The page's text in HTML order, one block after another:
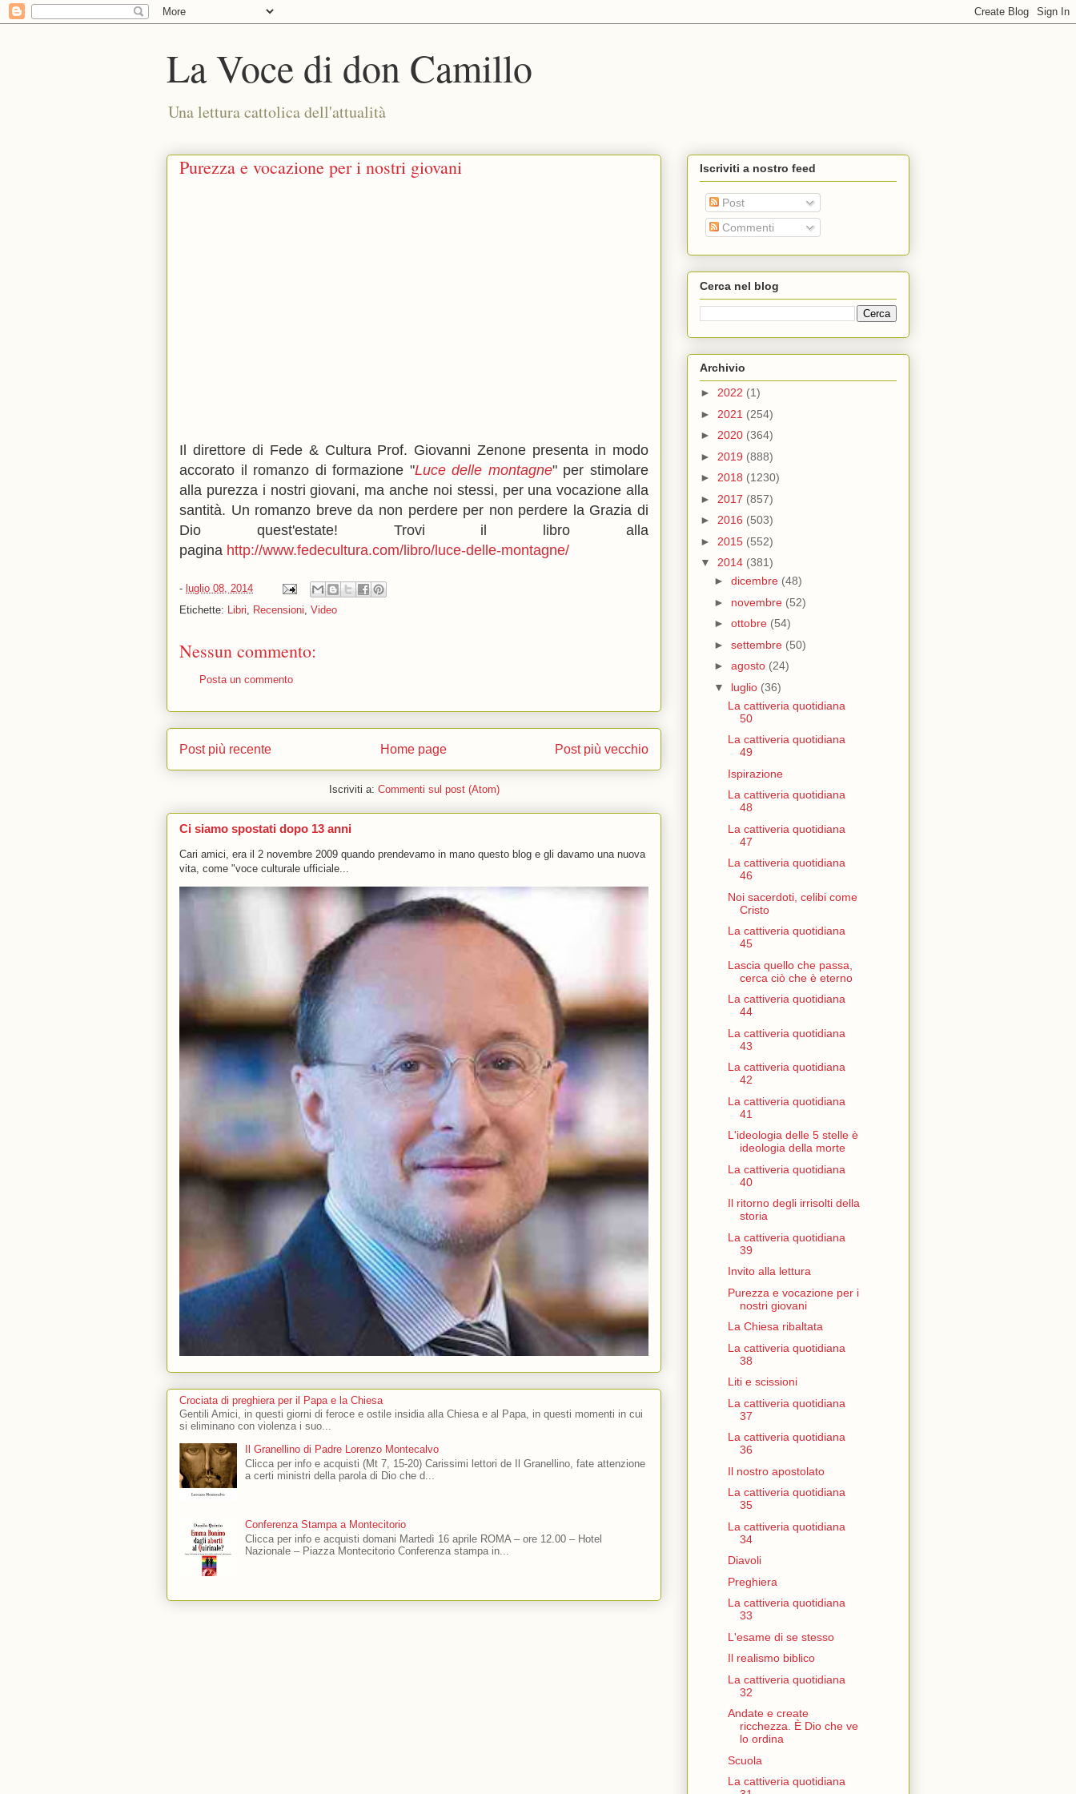
La Voce di don Camillo
Una lettura cattolica dell'attualità
Purezza e vocazione per i nostri giovani
Il direttore di Fede & Cultura Prof. Giovanni Zenone presenta in modo
accorato il romanzo di formazione "Luce delle montagne" per stimolare
alla purezza i nostri giovani, ma anche noi stessi, per una vocazione alla
santità. Un romanzo breve da non perdere per non perdere la Grazia di
Dio quest'estate! Trovi il libro alla
pagina http://www.fedecultura.com/libro/luce-delle-montagne/
- luglio 08, 2014
Etichette: Libri, Recensioni, Video
Nessun commento:
Posta un commento
Post più recente Post più vecchio
Home page
Iscriviti a: Commenti sul post (Atom)
Ci siamo spostati dopo 13 anni
Cari amici, era il 2 novembre 2009 quando prendevamo in mano questo blog e gli davamo una nuova
vita, come "voce culturale ufficiale...
Crociata di preghiera per il Papa e la Chiesa
Gentili Amici, in questi giorni di feroce e ostile insidia alla Chiesa e al Papa, in questi momenti in cui
si eliminano con violenza i suo...
Il Granellino di Padre Lorenzo Montecalvo
Clicca per info e acquisti (Mt 7, 15-20) Carissimi lettori de Il Granellino, fate attenzione
a certi ministri della parola di Dio che d...
Conferenza Stampa a Montecitorio
Clicca per info e acquisti domani Martedì 16 aprile ROMA – ore 12.00 – Hotel
Nazionale – Piazza Montecitorio Conferenza stampa in...
Iscriviti a nostro feed
Post
Commenti
Cerca nel blog
Archivio
► 2022 (1)
► 2021 (254)
► 2020 (364)
► 2019 (888)
► 2018 (1230)
► 2017 (857)
► 2016 (503)
► 2015 (552)
▼ 2014 (381)
► dicembre (48)
► novembre (52)
► ottobre (54)
► settembre (50)
► agosto (24)
▼ luglio (36)
La cattiveria quotidiana
50
La cattiveria quotidiana
49
Ispirazione
La cattiveria quotidiana
48
La cattiveria quotidiana
47
La cattiveria quotidiana
46
Noi sacerdoti, celibi come
Cristo
La cattiveria quotidiana
45
Lascia quello che passa,
cerca ciò che è eterno
La cattiveria quotidiana
44
La cattiveria quotidiana
43
La cattiveria quotidiana
42
La cattiveria quotidiana
41
L'ideologia delle 5 stelle è
ideologia della morte
La cattiveria quotidiana
40
Il ritorno degli irrisolti della
storia
La cattiveria quotidiana
39
Invito alla lettura
Purezza e vocazione per i
nostri giovani
La Chiesa ribaltata
La cattiveria quotidiana
38
Liti e scissioni
La cattiveria quotidiana
37
La cattiveria quotidiana
36
Il nostro apostolato
La cattiveria quotidiana
35
La cattiveria quotidiana
34
Diavoli
Preghiera
La cattiveria quotidiana
33
L'esame di se stesso
Il realismo biblico
La cattiveria quotidiana
32
Andate e create
ricchezza. È Dio che ve
lo ordina
Scuola
La cattiveria quotidiana